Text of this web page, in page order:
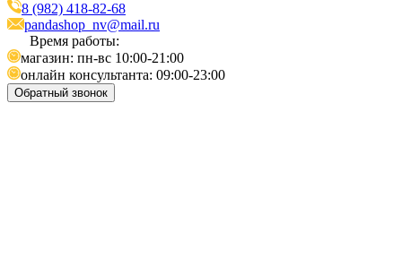
8 (982) 418-82-68
pandashop_nv@mail.ru
Время работы:
магазин: пн-вс 10:00-21:00
онлайн консультанта: 09:00-23:00
Обратный звонок